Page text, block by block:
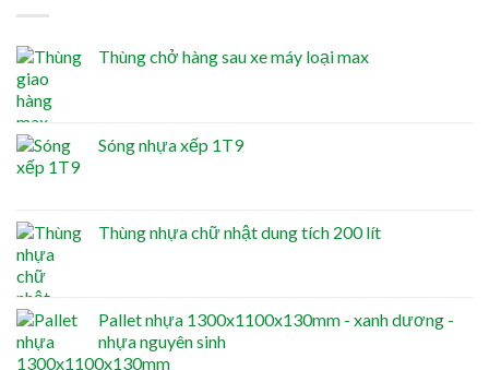
Thùng chở hàng sau xe máy loại max
Sóng nhựa xếp 1T9
Thùng nhựa chữ nhật dung tích 200 lít
Pallet nhựa 1300x1100x130mm - xanh dương -
nhựa nguyên sinh